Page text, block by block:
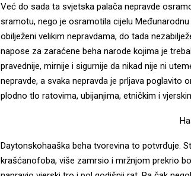
Već do sada ta svjetska palača nepravde
sramotu, nego je osramotila cijelu
obilježeni velikim nepravdama, do tada
napose za zaraćene beha narode kojima je
pravednije, mirnije i sigurnije da nikad nije ni
nepravde, a svaka nepravda je prljava poglavito
plodno tlo ratovima, ubijanjima, etničkim i
Daytonskohaaška beha tvorevina to potvrđuje.
krašćanofoba, više zamrsio i mržnjom prekrio